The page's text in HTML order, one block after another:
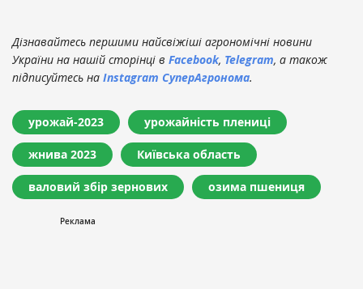
Дізнавайтесь першими найсвіжіші агрономічні новини
України на нашій сторінці в Facebook, Telegram, а також
підписуйтесь на Instagram СуперАгронома.
урожай-2023 урожайність плениці
жнива 2023 Київська область
валовий збір зернових озима пшениця